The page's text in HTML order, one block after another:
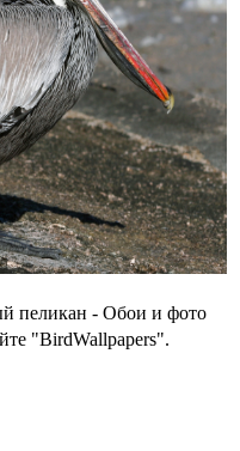
пеликан - Обои и фото
"BirdWallpapers".